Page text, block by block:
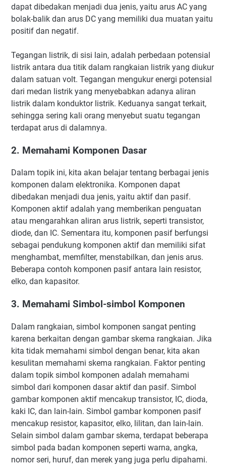
dapat dibedakan menjadi dua jenis, yaitu arus AC yang
bolak-balik dan arus DC yang memiliki dua muatan yaitu
positif dan negatif.
Tegangan listrik, di sisi lain, adalah perbedaan potensial
listrik antara dua titik dalam rangkaian listrik yang diukur
dalam satuan volt. Tegangan mengukur energi potensial
dari medan listrik yang menyebabkan adanya aliran
listrik dalam konduktor listrik. Keduanya sangat terkait,
sehingga sering kali orang menyebut suatu tegangan
terdapat arus di dalamnya.
2. Memahami Komponen Dasar
Dalam topik ini, kita akan belajar tentang berbagai jenis
komponen dalam elektronika. Komponen dapat
dibedakan menjadi dua jenis, yaitu aktif dan pasif.
Komponen aktif adalah yang memberikan penguatan
atau mengarahkan aliran arus listrik, seperti transistor,
diode, dan IC. Sementara itu, komponen pasif berfungsi
sebagai pendukung komponen aktif dan memiliki sifat
menghambat, memfilter, menstabilkan, dan jenis arus.
Beberapa contoh komponen pasif antara lain resistor,
elko, dan kapasitor.
3. Memahami Simbol-simbol Komponen
Dalam rangkaian, simbol komponen sangat penting
karena berkaitan dengan gambar skema rangkaian. Jika
kita tidak memahami simbol dengan benar, kita akan
kesulitan memahami skema rangkaian. Faktor penting
dalam topik simbol komponen adalah memahami
simbol dari komponen dasar aktif dan pasif. Simbol
gambar komponen aktif mencakup transistor, IC, dioda,
kaki IC, dan lain-lain. Simbol gambar komponen pasif
mencakup resistor, kapasitor, elko, lilitan, dan lain-lain.
Selain simbol dalam gambar skema, terdapat beberapa
simbol pada badan komponen seperti warna, angka,
nomor seri, huruf, dan merek yang juga perlu dipahami.